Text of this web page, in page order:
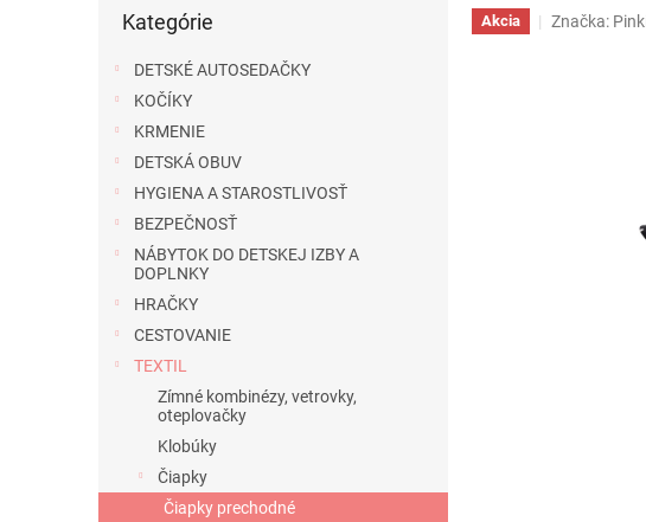
kategórie
Kategórie
DETSKÉ AUTOSEDAČKY
KOČÍKY
KRMENIE
DETSKÁ OBUV
HYGIENA A STAROSTLIVOSŤ
BEZPEČNOSŤ
NÁBYTOK DO DETSKEJ IZBY A
DOPLNKY
HRAČKY
CESTOVANIE
TEXTIL
Zímné kombinézy, vetrovky,
oteplovačky
Klobúky
Čiapky
Čiapky prechodné
Akcia Značka: